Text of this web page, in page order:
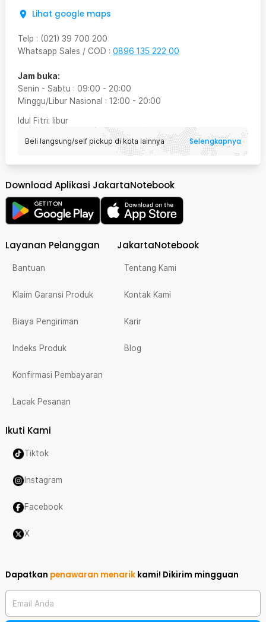
Lihat google maps
Telp : (021) 39 700 200
Whatsapp Sales / COD : 0896 135 222 00
Jam buka:
Senin - Sabtu : 09:00 - 20:00
Minggu/Libur Nasional : 12:00 - 20:00
Idul Fitri: libur
Beli langsung/self pickup di kota lainnya Selengkapnya
Download Aplikasi JakartaNotebook
Layanan Pelanggan
Bantuan
Klaim Garansi Produk
Biaya Pengiriman
Indeks Produk
Konfirmasi Pembayaran
Lacak Pesanan
JakartaNotebook
Tentang Kami
Kontak Kami
Karir
Blog
Ikuti Kami
Tiktok
Instagram
Facebook
X
Dapatkan penawaran menarik kami! Dikirim mingguan
Email Anda